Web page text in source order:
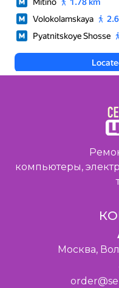
компьютеры,
Москва,